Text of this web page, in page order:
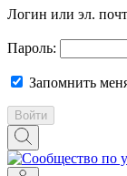
Логин или эл.
Пароль:
Запомнить
Войти